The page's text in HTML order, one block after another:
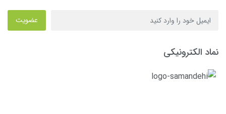
عضویت
نماد الکترونیکی